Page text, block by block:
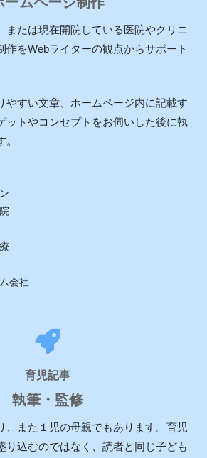
または現在開院している医院やクリニ
作をWebライターの観点からサポート
やすい文章、ホームページ内に記載す
ットやコンセプトをお伺いした後に執
会社
育児記事
執筆・監修
、また１児の母親でもあります。育児
り込むのではなく、読者と同じ子ども